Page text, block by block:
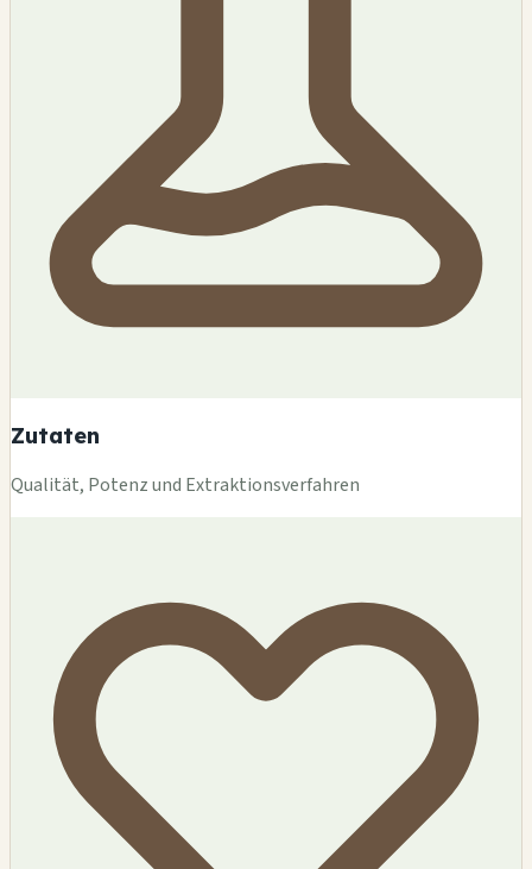
Zutaten
Qualität, Potenz und Extraktionsverfahren